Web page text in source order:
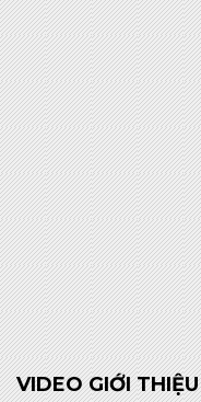
VIDEO GIỚI THIỆU